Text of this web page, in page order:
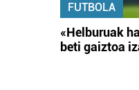
FUTBOLA
«Helburuak
beti gaiztoa